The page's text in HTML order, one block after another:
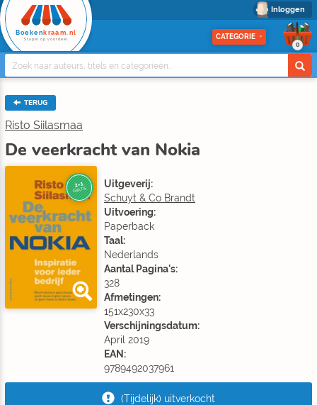
Inloggen
Boeken kraam.nl
Stapel op voordeel CATEGORIE
0
TERUG
Risto Siilasmaa
De veerkracht van Nokia
2+1
GRATIS
Uitgeverij:
Schuyt & Co Brandt
Uitvoering:
Paperback
Taal:
Nederlands
Aantal Pagina's:
328
Afmetingen:
151x230x33
Verschijningsdatum:
April 2019
EAN:
9789492037961
(Tijdelijk) uitverkocht